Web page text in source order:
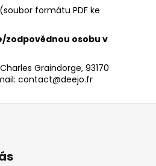
(soubor formátu PDF ke
zodpovědnou osobu v
Charles Graindorge, 93170
contact@deejo.fr